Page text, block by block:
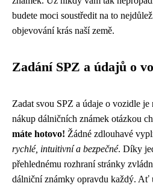
budete moci soustředit na to
objevování krás naší země.
Zadání SPZ a údajů o
Zadat svou SPZ a údaje o vozidle je
nákup dálničních známek otázkou
máte hotovo! Žádné zdlouhavé
rychlé, intuitivní a bezpečné. Díky
přehlednému rozhraní stránky
dálniční známky opravdu každý. Ať